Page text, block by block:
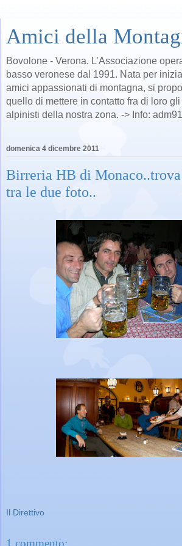
Amici della
Bovolone - Verona. L’Associazione
basso veronese dal 1991. Nata per
amici appassionati di montagna, si
quello di mettere in contatto fra di loro
alpinisti della nostra zona. -> Info:
domenica 4 dicembre 2011
Birreria HB di
tra le due foto..
Il Direttivo